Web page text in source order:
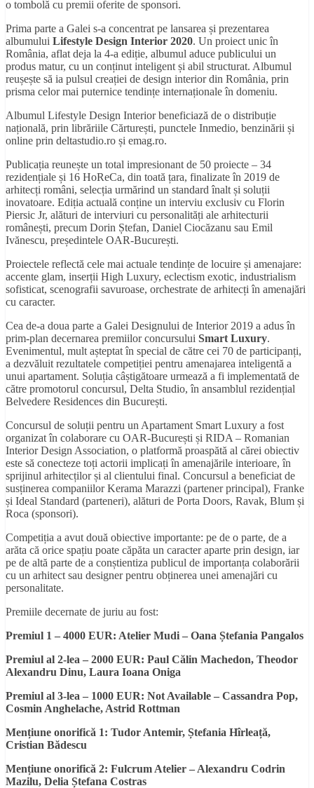
o tombolă cu premii oferite de sponsori.
Prima parte a Galei s-a concentrat pe lansarea și prezentarea
albumului Lifestyle Design Interior 2020. Un proiect unic în
România, aflat deja la 4-a ediție, albumul aduce publicului un
produs matur, cu un conținut inteligent și abil structurat. Albumul
reușește să ia pulsul creației de design interior din România, prin
prisma celor mai puternice tendințe internaționale în domeniu.
Albumul Lifestyle Design Interior beneficiază de o distribuție
națională, prin librăriile Cărturești, punctele Inmedio, benzinării și
online prin deltastudio.ro și emag.ro.
Publicația reunește un total impresionant de 50 proiecte – 34
rezidențiale și 16 HoReCa, din toată țara, finalizate în 2019 de
arhitecți români, selecția urmărind un standard înalt și soluții
inovatoare. Ediția actuală conține un interviu exclusiv cu Florin
Piersic Jr, alături de interviuri cu personalități ale arhitecturii
românești, precum Dorin Ștefan, Daniel Ciocăzanu sau Emil
Ivănescu, președintele OAR-București.
Proiectele reflectă cele mai actuale tendințe de locuire și amenajare:
accente glam, inserții High Luxury, eclectism exotic, industrialism
sofisticat, scenografii savuroase, orchestrate de arhitecți în amenajări
cu caracter.
Cea de-a doua parte a Galei Designului de Interior 2019 a adus în
prim-plan decernarea premiilor concursului Smart Luxury.
Evenimentul, mult așteptat în special de către cei 70 de participanți,
a dezvăluit rezultatele competiției pentru amenajarea inteligentă a
unui apartament. Soluția câștigătoare urmează a fi implementată de
către promotorul concursul, Delta Studio, în ansamblul rezidențial
Belvedere Residences din București.
Concursul de soluții pentru un Apartament Smart Luxury a fost
organizat în colaborare cu OAR-București și RIDA – Romanian
Interior Design Association, o platformă proaspătă al cărei obiectiv
este să conecteze toți actorii implicați în amenajările interioare, în
sprijinul arhitecților și al clientului final. Concursul a beneficiat de
susținerea companiilor Kerama Marazzi (partener principal), Franke
și Ideal Standard (parteneri), alături de Porta Doors, Ravak, Blum și
Roca (sponsori).
Competiția a avut două obiective importante: pe de o parte, de a
arăta că orice spațiu poate căpăta un caracter aparte prin design, iar
pe de altă parte de a conștientiza publicul de importanța colaborării
cu un arhitect sau designer pentru obținerea unei amenajări cu
personalitate.
Premiile decernate de juriu au fost:
Premiul 1 – 4000 EUR: Atelier Mudi – Oana Ștefania Pangalos
Premiul al 2-lea – 2000 EUR: Paul Călin Machedon, Theodor
Alexandru Dinu, Laura Ioana Oniga
Premiul al 3-lea – 1000 EUR: Not Available – Cassandra Pop,
Cosmin Anghelache, Astrid Rottman
Mențiune onorifică 1: Tudor Antemir, Ștefania Hîrleață,
Cristian Bădescu
Mențiune onorifică 2: Fulcrum Atelier – Alexandru Codrin
Mazilu, Delia Ștefana Costras